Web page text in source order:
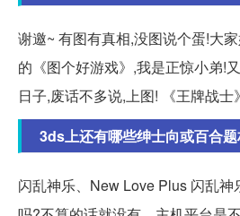
谢邀~ 有图有真相,没图说个蛋!大
的《图个好游戏》,我是正惊小弟!
日子,废话不多说,上图! 《王牌战士
3ds上还有哪些绅士向或百合
闪乱神乐、New Love Plus 闪乱